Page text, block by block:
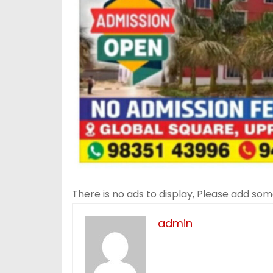
There is no ads to display, Please add
admin